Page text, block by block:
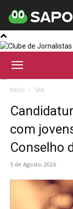
Início Site
com
Conselho
5 de Agosto, 2026